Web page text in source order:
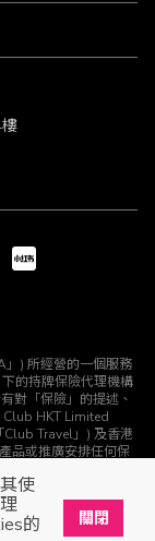
使
的
關閉
」) 所經營的一個服務
的持牌保險代理機構
對「保險」的提述、
Club HKT Limited
Travel」) 及香港
品或推廣安排任何保